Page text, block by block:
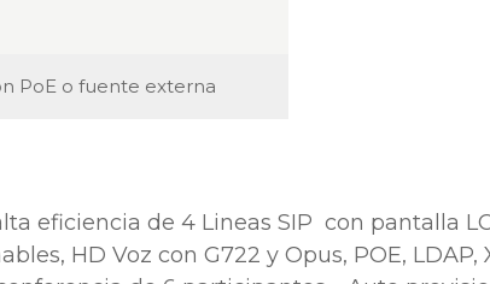
PoE o fuente externa
eficiencia de 4 Lineas SIP con pantalla
HD Voz con G722 y Opus, POE,